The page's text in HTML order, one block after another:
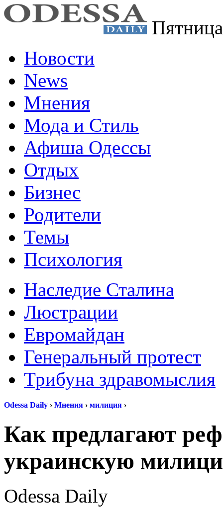
Новости
News
Мнения
Мода и Стиль
Афиша Одессы
Отдых
Бизнес
Родители
Темы
Психология
Наследие Сталина
Люстрации
Евромайдан
Генеральный протест
Трибуна здравомыслия
Odessa Daily › Мнения › милиция ›
Как предлагают
украинскую
Odessa Daily